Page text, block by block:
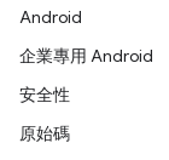
Android
企業專用 Android
安全性
原始碼